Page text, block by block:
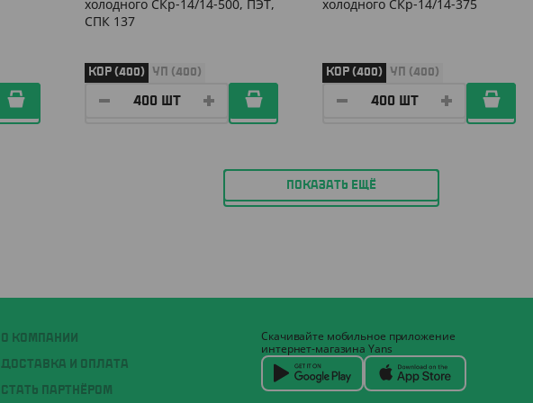
холодного СКр-14/14-500, ПЭТ,
СПК 137
КОР (400) УП (400)
холодного СКр-14/14-375
КОР (400) УП (400)
ПОКАЗАТЬ ЕЩЁ
О КОМПАНИИ
ДОСТАВКА И ОПЛАТА
СТАТЬ ПАРТНЁРОМ
Скачивайте мобильное приложение
интернет-магазина Yans